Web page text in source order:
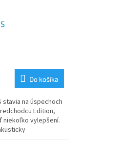
Do košíka
stavia na úspechoch
Edition,
niekoľko vylepšení.
a...